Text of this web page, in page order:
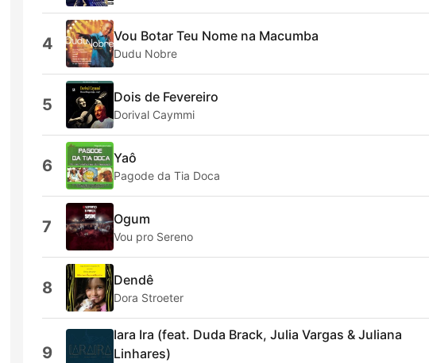
4 Vou Botar Teu Nome na Macumba
Dudu Nobre
5 Dois de Fevereiro
Dorival Caymmi
6 Yaô
Pagode da Tia Doca
7 Ogum
Vou pro Sereno
8 Dendê
Dora Stroeter
9
Iara Ira (feat. Duda Brack, Julia Vargas & Juliana
Linhares)